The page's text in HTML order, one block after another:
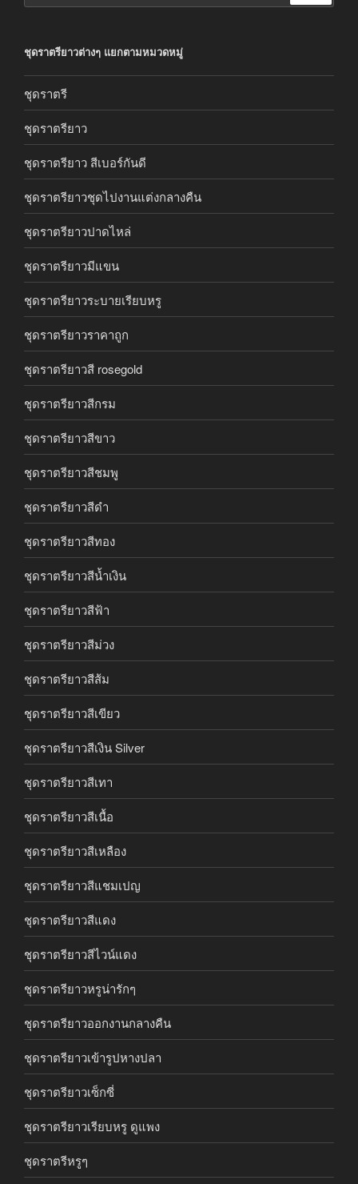
ชุดราตรียาวต่างๆ แยกตามหมวดหมู่
ชุดราตรี
ชุดราตรียาว
ชุดราตรียาว สีเบอร์กันดี
ชุดราตรียาวชุดไปงานแต่งกลางคืน
ชุดราตรียาวปาดไหล่
ชุดราตรียาวมีแขน
ชุดราตรียาวระบายเรียบหรู
ชุดราตรียาวราคาถูก
ชุดราตรียาวสี rosegold
ชุดราตรียาวสีกรม
ชุดราตรียาวสีขาว
ชุดราตรียาวสีชมพู
ชุดราตรียาวสีดำ
ชุดราตรียาวสีทอง
ชุดราตรียาวสีน้ำเงิน
ชุดราตรียาวสีฟ้า
ชุดราตรียาวสีม่วง
ชุดราตรียาวสีส้ม
ชุดราตรียาวสีเขียว
ชุดราตรียาวสีเงิน Silver
ชุดราตรียาวสีเทา
ชุดราตรียาวสีเนื้อ
ชุดราตรียาวสีเหลือง
ชุดราตรียาวสีแชมเปญ
ชุดราตรียาวสีแดง
ชุดราตรียาวสีไวน์แดง
ชุดราตรียาวหรูน่ารักๆ
ชุดราตรียาวออกงานกลางคืน
ชุดราตรียาวเข้ารูปหางปลา
ชุดราตรียาวเซ็กซี่
ชุดราตรียาวเรียบหรู ดูแพง
ชุดราตรีหรูๆ